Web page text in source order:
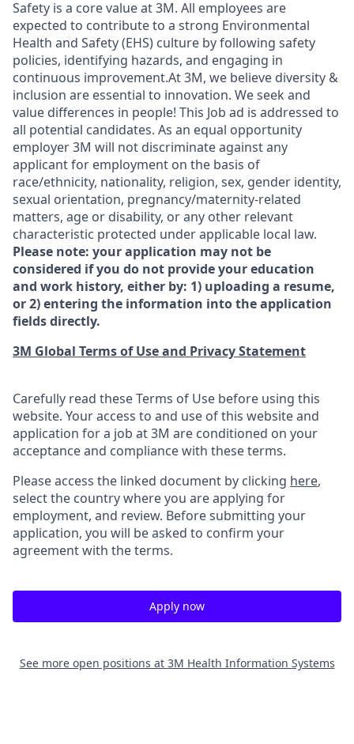
Safety is a core value at 3M. All employees are
expected to contribute to a strong Environmental
Health and Safety (EHS) culture by following safety
policies, identifying hazards, and engaging in
continuous improvement.At 3M, we believe diversity &
inclusion are essential to innovation. We seek and
value differences in people! This Job ad is addressed to
all potential candidates. As an equal opportunity
employer 3M will not discriminate against any
applicant for employment on the basis of
race/ethnicity, nationality, religion, sex, gender identity,
sexual orientation, pregnancy/maternity-related
matters, age or disability, or any other relevant
characteristic protected under applicable local law.
Please note: your application may not be
considered if you do not provide your education
and work history, either by: 1) uploading a resume,
or 2) entering the information into the application
fields directly.
3M Global Terms of Use and Privacy Statement
Carefully read these Terms of Use before using this
website. Your access to and use of this website and
application for a job at 3M are conditioned on your
acceptance and compliance with these terms.
Please access the linked document by clicking here,
select the country where you are applying for
employment, and review. Before submitting your
application, you will be asked to confirm your
agreement with the terms.
Apply now
See more open positions at 3M Health Information Systems